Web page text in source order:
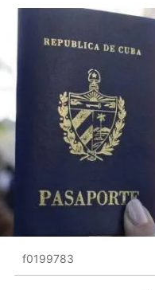
f0199783